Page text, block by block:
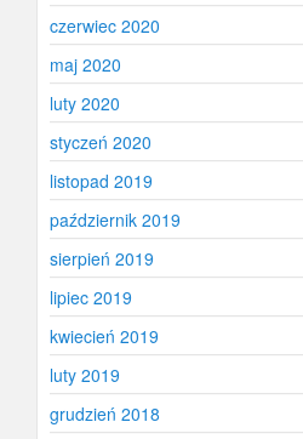
czerwiec 2020
maj 2020
luty 2020
styczeń 2020
listopad 2019
październik 2019
sierpień 2019
lipiec 2019
kwiecień 2019
luty 2019
grudzień 2018